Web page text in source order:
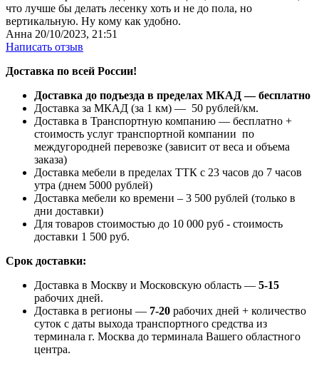
что лучше бы делать лесенку хоть и не до пола, но
вертикальную. Ну кому как удобно.
Анна 20/10/2023, 21:51
Написать отзыв
Доставка по всей России!
Доставка до подъезда в пределах МКАД — бесплатно
Доставка за МКАД (за 1 км) — 50 рублей/км.
Доставка в Транспортную компанию — бесплатно +
стоимость услуг транспортной компании по
междугородней перевозке (зависит от веса и объема
заказа)
Доставка мебели в пределах ТТК с 23 часов до 7 часов
утра (днем 5000 рублей)
Доставка мебели ко времени – 3 500 рублей (только в
дни доставки)
Для товаров стоимостью до 10 000 руб - стоимость
доставки 1 500 руб.
Срок доставки:
Доставка в Москву и Московскую область — 5-15
рабочих дней.
Доставка в регионы — 7-20 рабочих дней + количество
суток с даты выхода транспортного средства из
терминала г. Москва до терминала Вашего областного
центра.